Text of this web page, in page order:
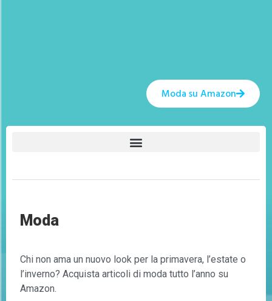
Moda su Amazon
Moda
Chi non ama un nuovo look per la primavera, l’estate o
l’inverno? Acquista articoli di moda tutto l’anno su
Amazon.